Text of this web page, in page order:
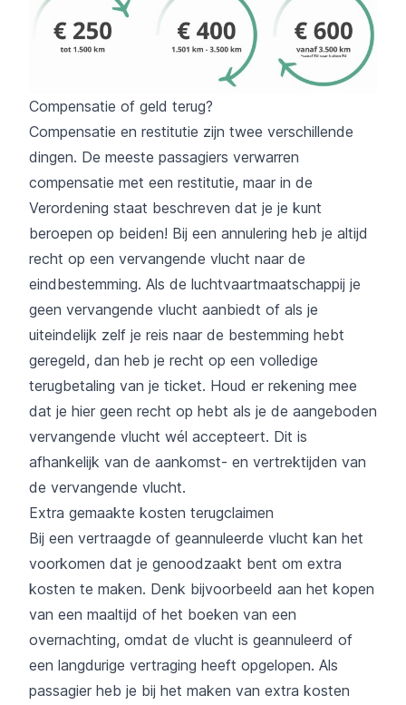
Compensatie of geld terug?
Compensatie en restitutie zijn twee verschillende
dingen. De meeste passagiers verwarren
compensatie met een restitutie, maar in de
Verordening staat beschreven dat je je kunt
beroepen op beiden! Bij een annulering heb je altijd
recht op een vervangende vlucht naar de
eindbestemming. Als de luchtvaartmaatschappij je
geen vervangende vlucht aanbiedt of als je
uiteindelijk zelf je reis naar de bestemming hebt
geregeld, dan heb je recht op een volledige
terugbetaling van je ticket. Houd er rekening mee
dat je hier geen recht op hebt als je de aangeboden
vervangende vlucht wél accepteert. Dit is
afhankelijk van de aankomst- en vertrektijden van
de vervangende vlucht.
Extra gemaakte kosten terugclaimen
Bij een vertraagde of geannuleerde vlucht kan het
voorkomen dat je genoodzaakt bent om extra
kosten te maken. Denk bijvoorbeeld aan het kopen
van een maaltijd of het boeken van een
overnachting, omdat de vlucht is geannuleerd of
een langdurige vertraging heeft opgelopen. Als
passagier heb je bij het maken van extra kosten